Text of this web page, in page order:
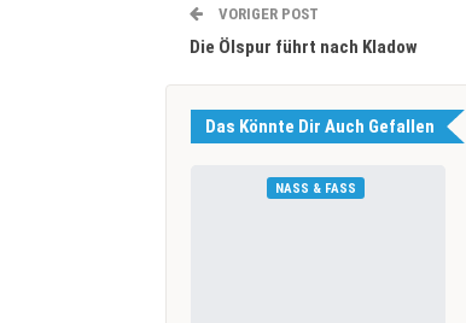
VORIGER POST
Die Ölspur führt nach Kladow
Das Könnte Dir Auch Gefallen
NASS & FASS